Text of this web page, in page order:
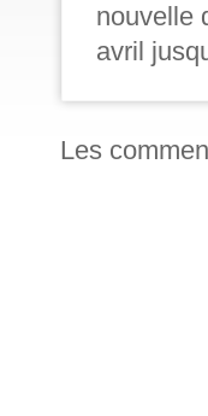
nouvelle
avril
Les